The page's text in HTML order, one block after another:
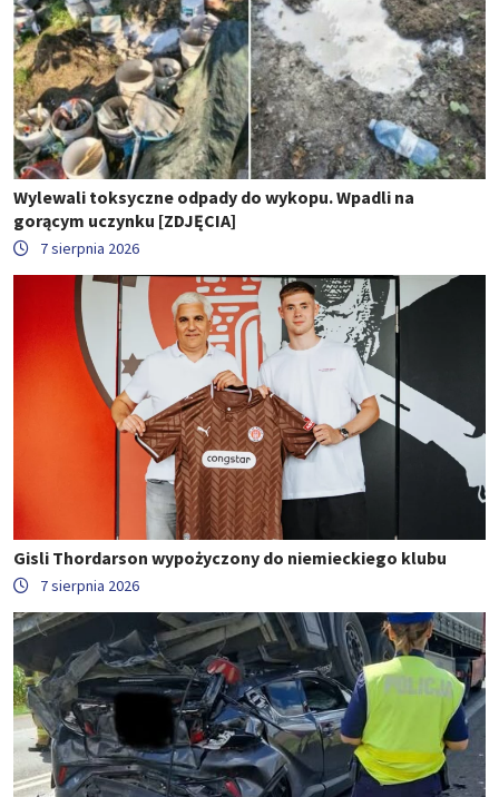
Wylewali toksyczne odpady do wykopu. Wpadli na
gorącym uczynku [ZDJĘCIA]
7 sierpnia 2026
Gisli Thordarson wypożyczony do niemieckiego klubu
7 sierpnia 2026